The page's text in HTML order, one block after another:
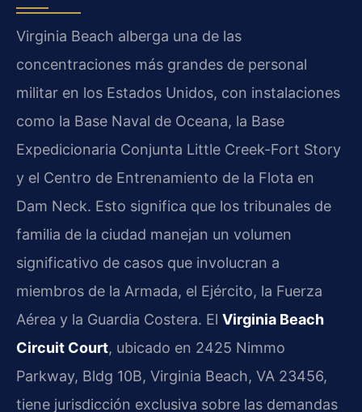
Virginia Beach alberga una de las
concentraciones más grandes de personal
militar en los Estados Unidos, con instalaciones
como la Base Naval de Oceana, la Base
Expedicionaria Conjunta Little Creek-Fort Story
y el Centro de Entrenamiento de la Flota en
Dam Neck. Esto significa que los tribunales de
familia de la ciudad manejan un volumen
significativo de casos que involucran a
miembros de la Armada, el Ejército, la Fuerza
Aérea y la Guardia Costera. El Virginia Beach
Circuit Court, ubicado en 2425 Nimmo
Parkway, Bldg 10B, Virginia Beach, VA 23456,
tiene jurisdicción exclusiva sobre las demandas